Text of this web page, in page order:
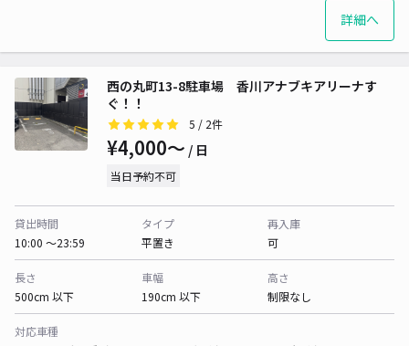
詳細へ
西の丸町13-8駐車場 香川アナブキアリーナす
ぐ！！
5 / 2件
¥4,000〜 / 日
当日予約不可
貸出時間
10:00 〜23:59
タイプ
平置き
再入庫
可
長さ
500cm 以下
車幅
190cm 以下
高さ
制限なし
対応車種